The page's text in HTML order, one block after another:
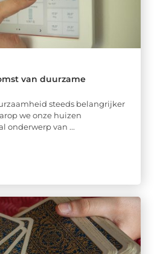
van duurzame
steeds belangrijker
we onze huizen
onderwerp van ...